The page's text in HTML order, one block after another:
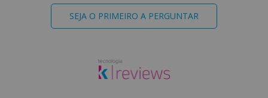
SEJA O PRIMEIRO A PERGUNTAR